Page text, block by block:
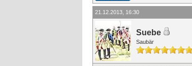
21.12.2013, 16:30
Suebe
Saubär